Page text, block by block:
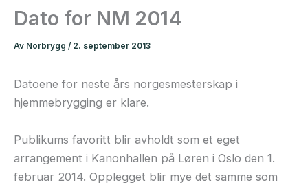
Dato for NM 2014
Av Norbrygg / 2. september 2013
Datoene for neste års norgesmesterskap i
hjemmebrygging er klare.
Publikums favoritt blir avholdt som et eget
arrangement i Kanonhallen på Løren i Oslo den 1.
februar 2014. Opplegget blir mye det samme som